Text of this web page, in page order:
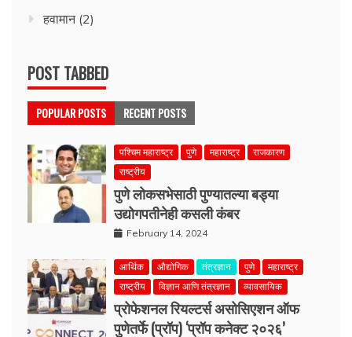
हवामान(2)
POST TABBED
POPULAR POSTS RECENT POSTS
पश्चिम महाराष्ट्र पुणे महाराष्ट्र
राजकारण
राष्ट्रीय
पुणे लोकसभेसाठी पुण्यातल्या बड्या
उद्योगपतीनेही कसली कंबर
February 14, 2024
आर्थिक औद्योगिक तंत्रज्ञान पुणे
महाराष्ट्र
राष्ट्रीय
विज्ञान आणि तंत्रज्ञान व्यावसायिक
प्रोफेशनल रियल्टर्स असोसिएशन ऑफ
पुणेतर्फे (प्रॉप) ‘प्रॉप कनेक्ट २०२६’